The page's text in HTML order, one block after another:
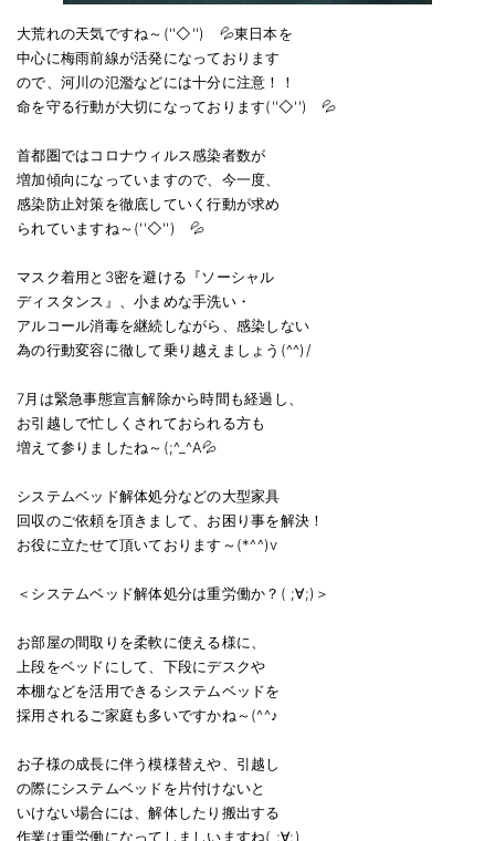
大荒れの天気ですね～(''◇'')ゞ💦東日本を
中心に梅雨前線が活発になっております
ので、河川の氾濫などには十分に注意！！
命を守る行動が大切になっております(''◇'')ゞ💦
首都圏ではコロナウィルス感染者数が
増加傾向になっていますので、今一度、
感染防止対策を徹底していく行動が求め
られていますね～(''◇'')ゞ💦
マスク着用と3密を避ける『ソーシャル
ディスタンス』、小まめな手洗い・
アルコール消毒を継続しながら、感染しない
為の行動変容に徹して乗り越えましょう(^^)/
7月は緊急事態宣言解除から時間も経過し、
お引越しで忙しくされておられる方も
増えて参りましたね～(;^_^A💦
システムベッド解体処分などの大型家具
回収のご依頼を頂きまして、お困り事を解決！
お役に立たせて頂いております～(*^^)v
＜システムベッド解体処分は重労働か？( ;∀;)＞
お部屋の間取りを柔軟に使える様に、
上段をベッドにして、下段にデスクや
本棚などを活用できるシステムベッドを
採用されるご家庭も多いですかね～(^^♪
お子様の成長に伴う模様替えや、引越し
の際にシステムベッドを片付けないと
いけない場合には、解体したり搬出する
作業は重労働になってしましいますね( ;∀;)